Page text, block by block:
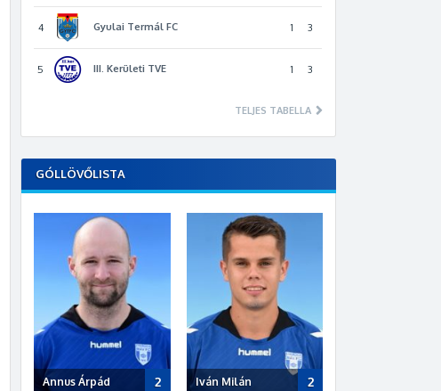
4 Gyulai Termál FC 1 3
5 III. Kerületi TVE 1 3
TELJES TABELLA
GÓLLÖVŐLISTA
Annus Árpád 2 Iván Milán 2